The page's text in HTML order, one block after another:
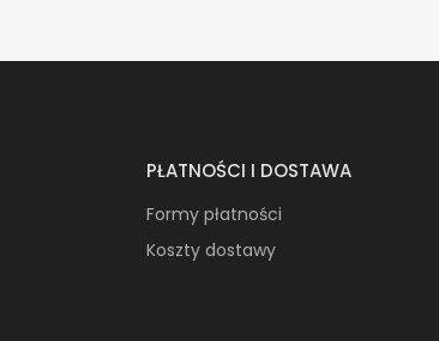
PŁATNOŚCI I DOSTAWA
Formy płatności
Koszty dostawy